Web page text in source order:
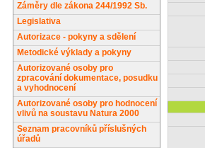
Záměry dle zákona 244/1992 Sb.
Legislativa
Autorizace - pokyny a sdělení
Metodické výklady a pokyny
Autorizované osoby pro
zpracování dokumentace, posudku
a vyhodnocení
Autorizované osoby pro hodnocení
vlivů na soustavu Natura 2000
Seznam pracovníků příslušných
úřadů